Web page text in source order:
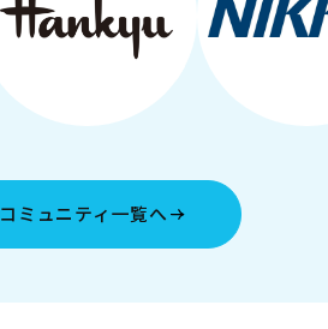
コミュニティ一覧へ